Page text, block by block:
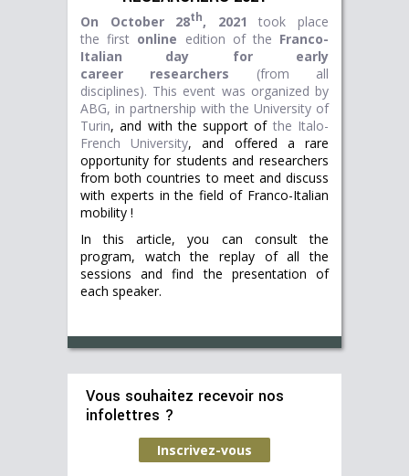
On October 28th, 2021 took place
the first online edition of the Franco-
Italian day for early
career researchers (from all
disciplines). This event was organized by
ABG, in partnership with the University of
Turin, and with the support of the Italo-
French University, and offered a rare
opportunity for students and researchers
from both countries to meet and discuss
with experts in the field of Franco-Italian
mobility !
In this article, you can consult the
program, watch the replay of all the
sessions and find the presentation of
each speaker.
Vous souhaitez recevoir nos
infolettres ?
Inscrivez-vous